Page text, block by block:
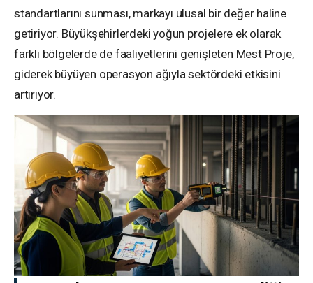
standartlarını sunması, markayı ulusal bir değer haline
getiriyor. Büyükşehirlerdeki yoğun projelere ek olarak
farklı bölgelerde de faaliyetlerini genişleten Mest Proje,
giderek büyüyen operasyon ağıyla sektördeki etkisini
artırıyor.